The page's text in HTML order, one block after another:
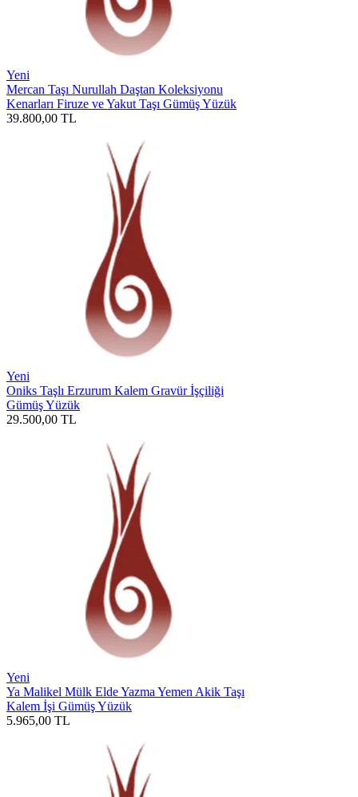
Yeni
Mercan Taşı Nurullah Daştan Koleksiyonu
Kenarları Firuze ve Yakut Taşı Gümüş Yüzük
39.800,00 TL
Yeni
Oniks Taşlı Erzurum Kalem Gravür İşçiliği
Gümüş Yüzük
29.500,00 TL
Yeni
Ya Malikel Mülk Elde Yazma Yemen Akik Taşı
Kalem İşi Gümüş Yüzük
5.965,00 TL